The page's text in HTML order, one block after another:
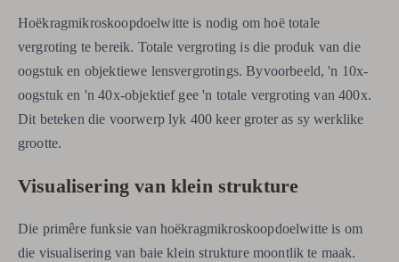
Hoëkragmikroskoopdoelwitte is nodig om hoë totale
vergroting te bereik. Totale vergroting is die produk van die
oogstuk en objektiewe lensvergrotings. Byvoorbeeld, 'n 10x-
oogstuk en 'n 40x-objektief gee 'n totale vergroting van 400x.
Dit beteken die voorwerp lyk 400 keer groter as sy werklike
grootte.
Visualisering van klein strukture
Die primêre funksie van hoëkragmikroskoopdoelwitte is om
die visualisering van baie klein strukture moontlik te maak.